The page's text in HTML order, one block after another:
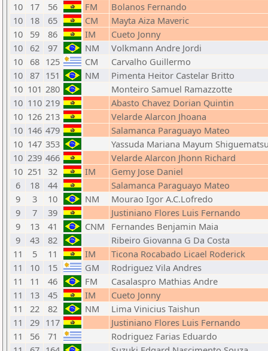
10
17 56 FM
Bolanos Fernando
10
18 65 CM
Mayta Aiza Maveric
10
59 86 IM
Cueto Jonny
10
62 97 NM
Volkmann Andre Jordi
10 68 125 CM
Carvalho Guillermo
10 87 151 NM
Pimenta Heitor Castelar Britto
10 101 280
Monteiro Samuel Ramazzotte
10 110 219
Abasto Chavez Dorian Quintin
10 126 213
Velarde Alarcon Jhoana
10 146 479
Salamanca Paraguayo Mateo
10 147 353
Yassuda Mariana Mayum
10 239 466
Velarde Alarcon Jhonn Richard
10 251 32 IM
Gemy Jose Daniel
6
18 44
Salamanca Paraguayo Mateo
9
3 10 NM
Mourao Igor A.C.Lofredo
9
7 39
Justiniano Flores Luis Fernando
9
13 41 CNM
Fernandes Benjamin Maia
9
43 82
Ribeiro Giovanna G Da Costa
11
5 11 IM
Ticona Rocabado Licael Roderick
11
10 15 GM
Rodriguez Vila Andres
11
11 46 FM
Casalaspro Mathias Andre
11
13 45 IM
Cueto Jonny
11
22 82 NM
Lima Vinicius Taishun
11
29 117
Justiniano Flores Luis Fernando
11
56 71
Rodriguez Farias Eduardo